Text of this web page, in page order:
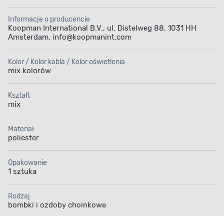
Informacje o producencie
Koopman International B.V., ul. Distelweg 88, 1031 HH
Amsterdam, info@koopmanint.com
Kolor / Kolor kabla / Kolor oświetlenia
mix kolorów
Kształt
mix
Materiał
poliester
Opakowanie
1 sztuka
Rodzaj
bombki i ozdoby choinkowe